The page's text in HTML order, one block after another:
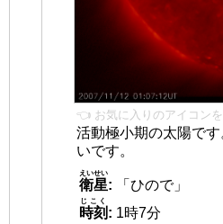
👈 お気に入りのアイコンを
活動極小期の太陽で
いです。
衛星
えいせい
:
「ひので」
時刻
じこく
: 1時7分